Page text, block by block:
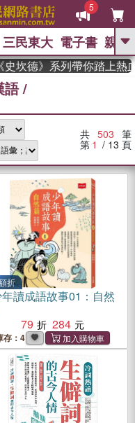
5
GO
圭吾
、 暑期推薦 、 國際布克
錄
台灣的李
、 數學女孩：黎曼猜想 、
神經
三民東大 電子書 親子
系列帶你踏上熱血奇幻
語/
共 503 筆
第 1 / 13 頁
折
讀成語故事01：自然
79
284
存：4